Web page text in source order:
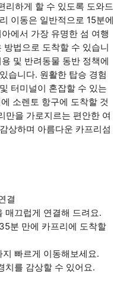
리하게 할 수 있도록 도와드
이동은 일반적으로 15분에
에서 가장 유명한 섬 여행
법으로 도착할 수 있습니
및 반려동물 동반 정책에
습니다. 원활한 탑승 경험
터미널이 혼잡할 수 있는
소렌토 항구에 도착할 것
만을 가로지르는 편안한 여
상하며 아름다운 카프리섬
결
매끄럽게 연결해 드려요.
분 만에 카프리에 도착할
빠르게 이동해보세요.
치를 감상할 수 있어요.